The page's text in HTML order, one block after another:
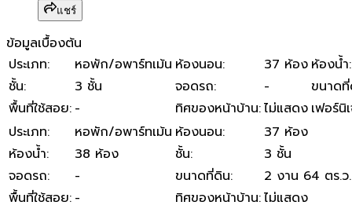
แชร์
ข้อมูลเบื้องต้น
ประเภท: หอพัก/อพาร์ทเม้น ห้องนอน: 37 ห้อง ห้องน้ำ:
ชั้น: 3 ชั้น จอดรถ: -
ขนาด
พื้นที่ใช้สอย: - ทิศของหน้าบ้าน:ไม่แสดง เฟอร์นิ
ประเภท: หอพัก/อพาร์ทเม้น ห้องนอน:
37 ห้อง
ห้องน้ำ: 38 ห้อง ชั้น:
3 ชั้น
จอดรถ: - ขนาดที่ดิน:
2 งาน 64 ตร.ว.
พื้นที่ใช้สอย: - ทิศของหน้าบ้าน:ไม่แสดง